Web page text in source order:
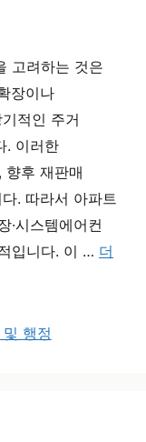
고려하는 것은
장이나
적인 주거
. 이러한
향후 재판매
. 따라서 아파트
시스템에어컨
입니다. 이 … 더
및 행정